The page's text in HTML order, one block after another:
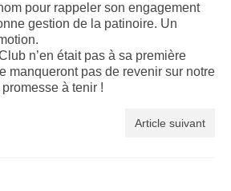
pour rappeler son engagement
gestion de la patinoire. Un
n’en était pas à sa première
manqueront pas de revenir sur notre
à tenir !
Article suivant